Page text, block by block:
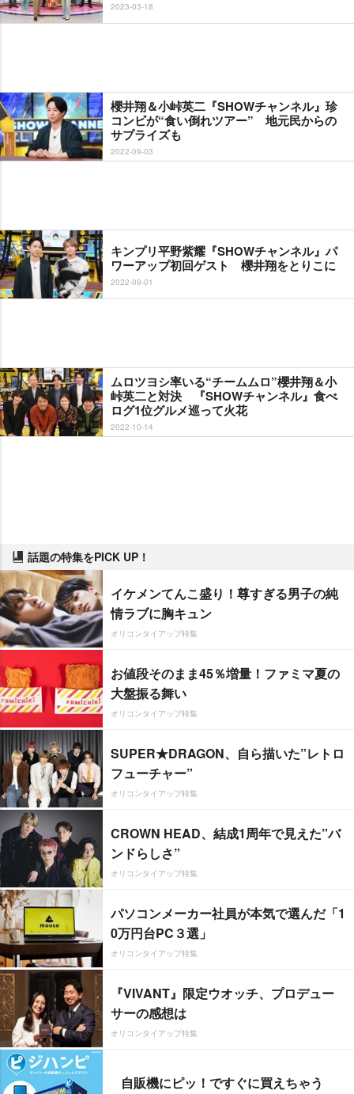
2023-03-18
櫻井翔＆小峠英二『SHOWチャンネル』珍
コンビが“食い倒れツアー” 地元民からの
サプライズも
2022-09-03
キンプリ平野紫耀『SHOWチャンネル』パ
ワーアップ初回ゲスト 櫻井翔をとりこに
2022-09-01
ムロツヨシ率いる“チームムロ”櫻井翔＆小
峠英二と対決 『SHOWチャンネル』食べ
ログ1位グルメ巡って火花
2022-10-14
話題の特集をPICK UP！
イケメンてんこ盛り！尊すぎる男子の純
情ラブに胸キュン
オリコンタイアップ特集
お値段そのまま45％増量！ファミマ夏の
大盤振る舞い
オリコンタイアップ特集
SUPER★DRAGON、自ら描いた”レトロ
フューチャー”
オリコンタイアップ特集
CROWN HEAD、結成1周年で見えた”バ
ンドらしさ”
オリコンタイアップ特集
パソコンメーカー社員が本気で選んだ「1
0万円台PC３選」
オリコンタイアップ特集
『VIVANT』限定ウオッチ、プロデュー
サーの感想は
オリコンタイアップ特集
自販機にピッ！ですぐに買えちゃう